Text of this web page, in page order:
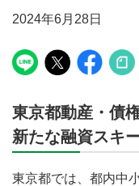
2024年6月28日
東京都動産・債
新たな融資スキ
東京都では、都内中